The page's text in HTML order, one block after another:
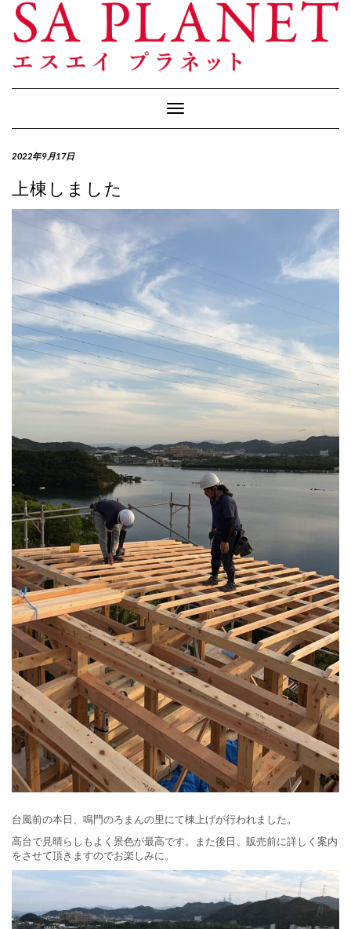
Skip
content
Toggle
Navigation
2022年9月17日
上棟しました
台風前の本日、鳴門のろまんの里にて棟上げが行われました。
高台で見晴らしもよく景色が最高です。また後日、販売前に詳しく案内
をさせて頂きますのでお楽しみに。